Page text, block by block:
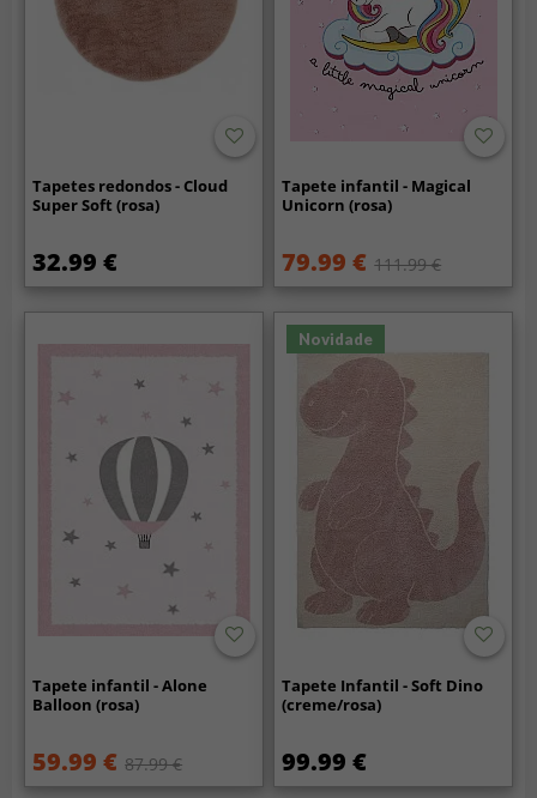
Tapetes redondos - Cloud
Super Soft (rosa)
32.99 €
Tapete infantil - Magical
Unicorn (rosa)
79.99 € 111.99 €
Tapete infantil - Alone
Balloon (rosa)
59.99 € 87.99 €
Novidade
Tapete Infantil - Soft Dino
(creme/rosa)
99.99 €